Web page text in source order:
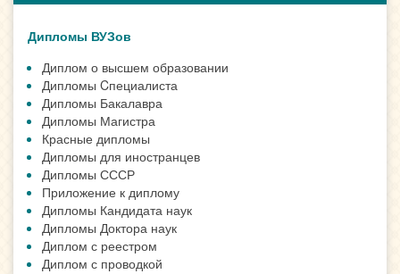
Дипломы ВУЗов
Диплом о высшем образовании
Дипломы Cпециалиста
Дипломы Бакалавра
Дипломы Магистра
Красные дипломы
Дипломы для иностранцев
Дипломы СССР
Приложение к диплому
Дипломы Кандидата наук
Дипломы Доктора наук
Диплом с реестром
Диплом с проводкой